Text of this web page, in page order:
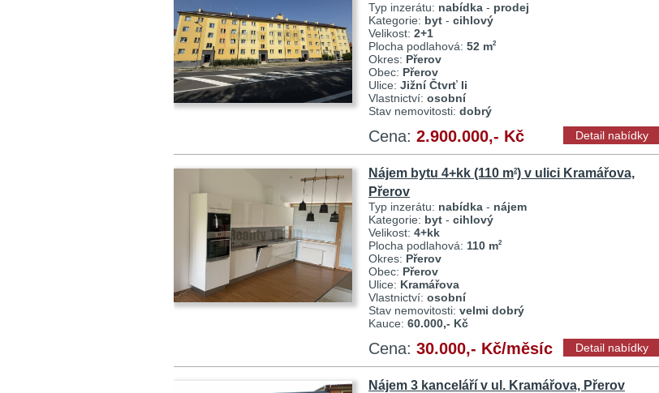
Typ inzerátu: nabídka - prodej
Kategorie: byt - cihlový
Velikost: 2+1
Plocha podlahová: 52 m2
Okres: Přerov
Obec: Přerov
Ulice: Jižní Čtvrť Ii
Vlastnictví: osobní
Stav nemovitosti: dobrý
Cena: 2.900.000,- Kč Detail nabídky
Nájem bytu 4+kk (110 m2) v ulici Kramářova,
Přerov
Typ inzerátu: nabídka - nájem
Kategorie: byt - cihlový
Velikost: 4+kk
Plocha podlahová: 110 m2
Okres: Přerov
Obec: Přerov
Ulice: Kramářova
Vlastnictví: osobní
Stav nemovitosti: velmi dobrý
Kauce: 60.000,- Kč
Cena: 30.000,- Kč/měsíc Detail nabídky
Nájem 3 kanceláří v ul. Kramářova, Přerov